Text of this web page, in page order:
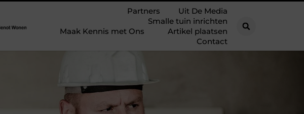
Partners
Uit De Media
Smalle tuin inrichten
Maak Kennis met Ons
Artikel plaatsen
Contact